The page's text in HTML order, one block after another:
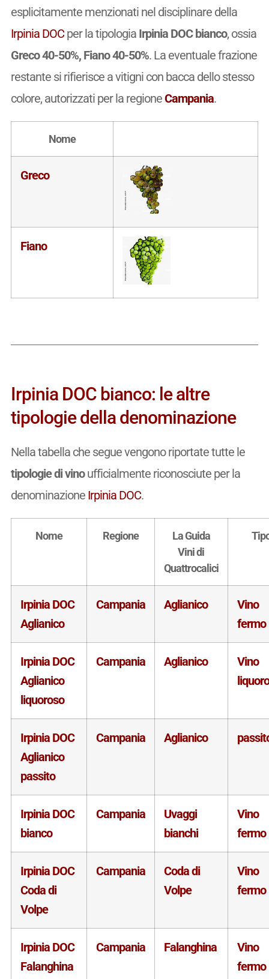
esplicitamente menzionati nel disciplinare della
Irpinia DOCper la tipologia Irpinia DOC bianco, ossia
Greco 40-50%, Fiano 40-50%. La eventuale frazione
restante si rifierisce a vitigni con bacca dello stesso
colore, autorizzati per la regioneCampania.
Nome
Greco
Fiano
Irpinia DOC bianco: le altre
tipologie della denominazione
Nella tabella che segue vengono riportate tutte le
tipologie di vinoufficialmente riconosciute per la
denominazione Irpinia DOC.
Nome Regione
La Guida
Vini di
Quattrocalici
Irpinia DOC
Aglianico
Campania Aglianico
Vino
fermo
Irpinia DOC
Aglianico
liquoroso
Campania Aglianico
Vino
Irpinia DOC
Aglianico
passito
Campania Aglianico
Irpinia DOC
bianco
Campania
Uvaggi
bianchi
Vino
fermo
Irpinia DOC
Coda di
Volpe
Campania
Coda di
Volpe
Vino
fermo
Irpinia DOC
Falanghina
Campania Falanghina
Vino
fermo